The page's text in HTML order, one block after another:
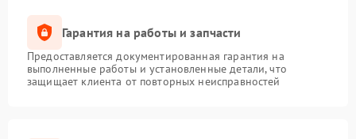
Гарантия на работы и запчасти
Предоставляется документированная гарантия на
выполненные работы и установленные детали, что
защищает клиента от повторных неисправностей